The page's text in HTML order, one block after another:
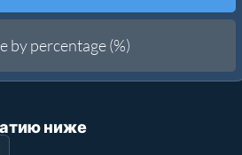
by percentage (%)
ниже